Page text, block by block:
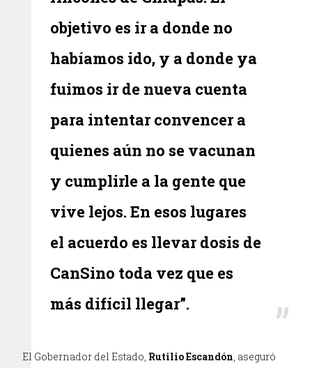
objetivo es ir a donde no
habíamos ido, y a donde ya
fuimos ir de nueva cuenta
para intentar convencer a
quienes aún no se vacunan
y cumplirle a la gente que
vive lejos. En esos lugares
el acuerdo es llevar dosis de
CanSino toda vez que es
más difícil llegar”.
El Gobernador del Estado, Rutilio Escandón , aseguró